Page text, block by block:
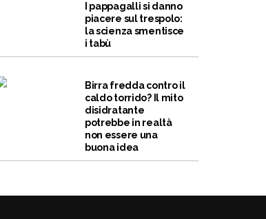
I pappagalli si danno
piacere sul trespolo:
la scienza smentisce
i tabù
Birra fredda contro il
caldo torrido? Il mito
disidratante
potrebbe in realtà
non essere una
buona idea